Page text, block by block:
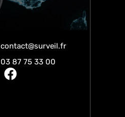
contact@surveil.fr
03 87 75 33 00